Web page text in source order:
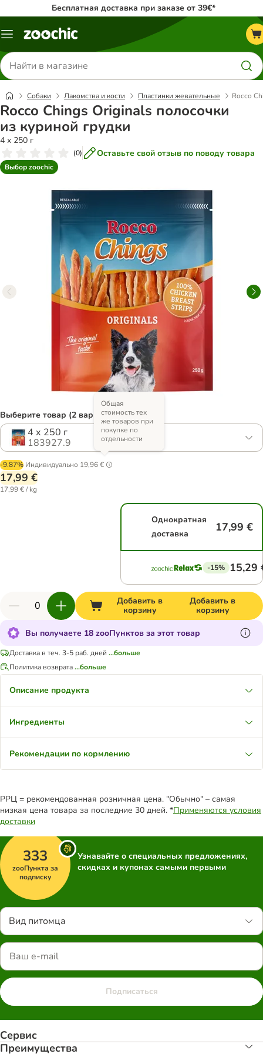
Бесплатная доставка при заказе от 39€*
Каталог
Поиск
товаров
Собаки Лакомства и кости Пластинки жевательные Rocco
Rocco Chings Originals полосочки
из куриной грудки
4 х 250 г
(0) Оставьте свой отзыв по поводу товара
Выбор zoochic
Выберите товар (2 вариантов)
4 х 250 г
183927.9
-9.87% Индивидуально 19,96 €
Общая
стоимость тех
же товаров при
покупке по
отдельности
17,99 €
17,99 € / kg
Однократная
доставка
17,99 €
-15% 15,29
Добавить в
корзину
Добавить в
корзину
Вы получаете 18 zooПунктов за этот товар
Доставка в теч. 3-5 раб. дней ...больше
Политика возврата...больше
Описание продукта
Ингредиенты
Рекомендации по кормлению
РРЦ = рекомендованная розничная цена. "Обычно" – самая
низкая цена товара за последние 30 дней. *Применяются условия
доставки
333
zooПункта за
подписку
Узнавайте о специальных предложениях,
скидках и купонах самыми первыми
Вид питомца
Подписаться
Сервис
Преимуществa